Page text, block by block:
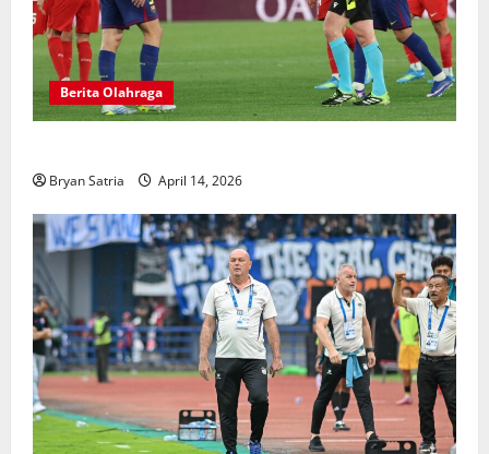
Berita Olahraga
Bryan Satria April 14, 2026